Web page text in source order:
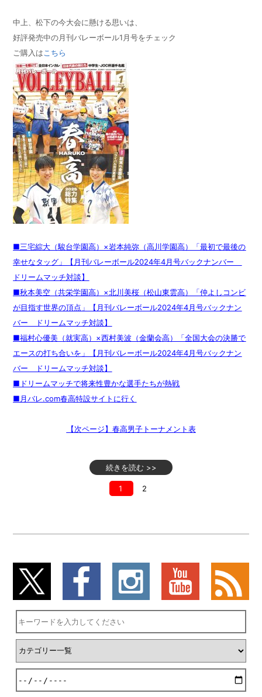
中上、松下の今大会に懸ける思いは、
好評発売中の月刊バレーボール1月号をチェック
ご購入は こちら
■三宅綜大（駿台学園高）×岩本純弥（高川学園高）「最初で最後の
幸せなタッグ」【月刊バレーボール2024年4月号バックナンバー
ドリームマッチ対談】
■秋本美空（共栄学園高）×北川美桜（松山東雲高）「仲よしコンビ
が目指す世界の頂点」【月刊バレーボール2024年4月号バックナン
バー ドリームマッチ対談】
■福村心優美（就実高）×西村美波（金蘭会高）「全国大会の決勝で
エースの打ち合いを」【月刊バレーボール2024年4月号バックナン
バー ドリームマッチ対談】
■ドリームマッチで将来性豊かな選手たちが熱戦
■月バレ.com春高特設サイトに行く
【次ページ】春高男子トーナメント表
続きを読む >>
1 2